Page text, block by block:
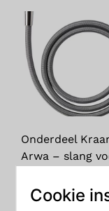
Onderdeel
Arwa – slang
99,00
Cookie